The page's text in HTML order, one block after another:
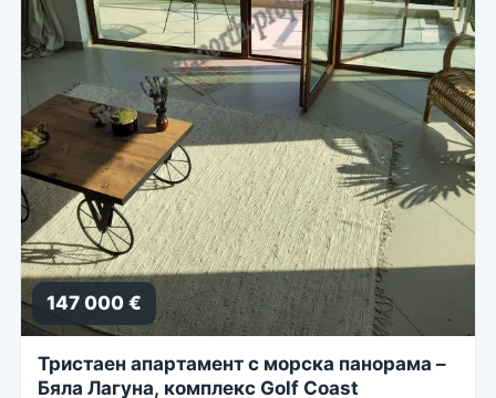
147 000 €
Тристаен апартамент с морска панорама –
Бяла Лагуна, комплекс Golf Coast